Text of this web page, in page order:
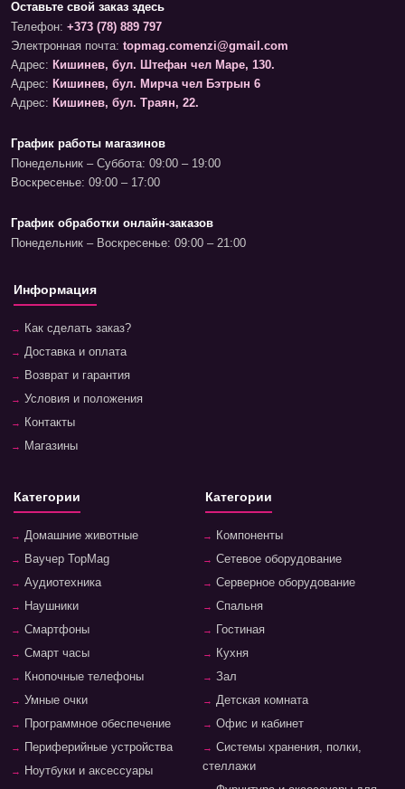
Оставьте свой заказ здесь
Телефон: +373 (78) 889 797
Электронная почта: topmag.comenzi@gmail.com
Адрес: Кишинев, бул. Штефан чел Маре, 130.
Адрес: Кишинев, бул. Мирча чел Бэтрын 6
Адрес: Кишинев, бул. Траян, 22.
График работы магазинов
Понедельник – Суббота: 09:00 – 19:00
Воскресенье: 09:00 – 17:00
График обработки онлайн-заказов
Понедельник – Воскресенье: 09:00 – 21:00
Информация
Как сделать заказ?
Доставка и оплата
Возврат и гарантия
Условия и положения
Контакты
Магазины
Категории
Домашние животные
Ваучер TopMag
Аудиотехника
Наушники
Смартфоны
Смарт часы
Кнопочные телефоны
Умные очки
Программное обеспечение
Периферийные устройства
Ноутбуки и аксессуары
Категории
Компоненты
Сетевое оборудование
Серверное оборудование
Спальня
Гостиная
Кухня
Зал
Детская комната
Офис и кабинет
Системы хранения, полки,
стеллажи